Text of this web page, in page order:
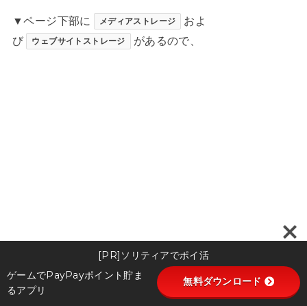
▼ページ下部に メディアストレージ
およ
び
ウェブサイトストレージ があるので、
[PR]ソリティアでポイ活
ゲームでPayPayポイント貯ま
るアプリ
無料ダウンロード